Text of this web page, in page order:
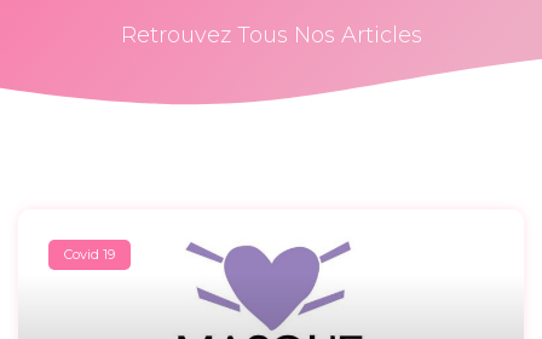
Retrouvez Tous Nos Articles
Covid 19